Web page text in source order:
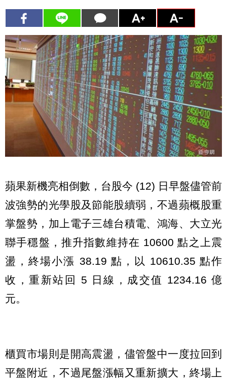
蘋果新機亮相倒數，台股今 (12) 日早盤儘管前
波強勢的光學股及節能股續弱，不過蘋概股重
掌盤勢，加上電子三雄台積電、鴻海、大立光
聯手穩盤，推升指數維持在 10600 點之上震
盪，終場小漲 38.19 點，以 10610.35 點作
收，重新站回 5 日線，成交值 1234.16 億
元。
櫃買市場則是開高震盪，儘管盤中一度拉回到
平盤附近，不過尾盤漲幅又重新擴大，終場上